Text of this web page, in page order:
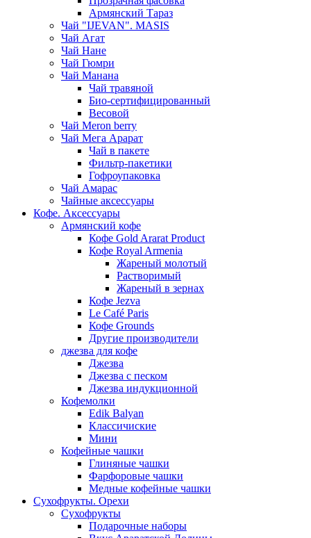
Армянский Тараз
Чай "IJEVAN". MASIS
Чай Агат
Чай Нане
Чай Гюмри
Чай Манана
Чай травяной
Био-сертифицированный
Весовой
Чай Meron berry
Чай Мега Арарат
Чай в пакете
Фильтр-пакетики
Гофроупаковка
Чай Амарас
Чайные аксессуары
Кофе. Аксессуары
Армянский кофе
Кофе Gold Ararat Product
Кофе Royal Armenia
Жареный молотый
Растворимый
Жареный в зернах
Кофе Jezva
Le Café Paris
Кофе Grounds
Другие производители
джезва для кофе
Джезва
Джезва с песком
Джезва индукционной
Кофемолки
Edik Balyan
Классичиские
Мини
Кофейные чашки
Глиняные чашки
Фарфоровые чашки
Медные кофейные чашки
Сухофрукты. Орехи
Сухофрукты
Подарочные наборы